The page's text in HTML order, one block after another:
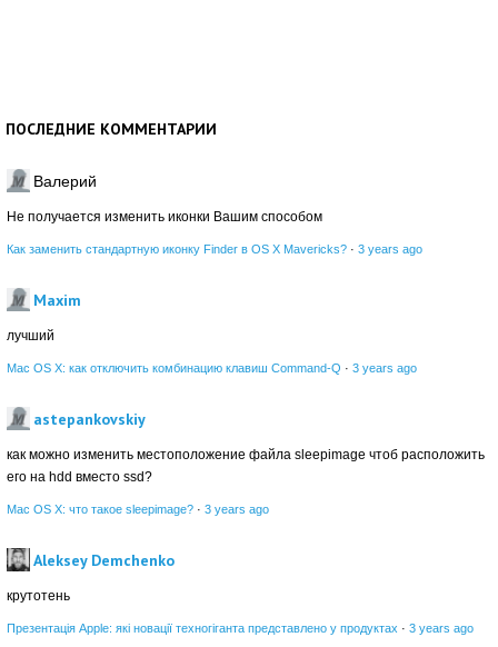
ПОСЛЕДНИЕ КОММЕНТАРИИ
Валерий
Не получается изменить иконки Вашим способом
Как заменить стандартную иконку Finder в OS X Mavericks? · 3 years ago
Maxim
лучший
Mac OS X: как отключить комбинацию клавиш Command-Q · 3 years ago
astepankovskiy
как можно изменить местоположение файла sleepimage чтоб расположить
его на hdd вместо ssd?
Mac OS X: что такое sleepimage? · 3 years ago
Aleksey Demchenko
крутотень
Презентація Apple: які новації техногіганта представлено у продуктах · 3 years ago